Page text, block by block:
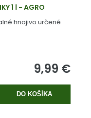
1 l - AGRO
hnojivo určené
9,99 €
DO KOŠÍKA